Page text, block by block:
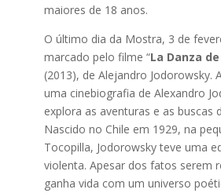
maiores de 18 anos.
O último dia da Mostra, 3 de
marcado pelo filme “La Danza
(2013), de Alejandro Jodorowsky.
uma cinebiografia de Alexandro
explora as aventuras e as buscas
Nascido no Chile em 1929, na
Tocopilla, Jodorowsky teve uma
violenta. Apesar dos fatos serem
ganha vida com um universo